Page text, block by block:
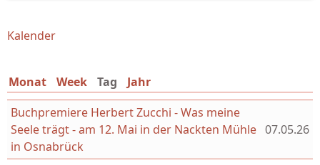
Sie sind hier
Kalender
Monat Week Tag (aktiver Reiter)
Jahr
Buchpremiere Herbert Zucchi - Was meine
Seele trägt - am 12. Mai in der Nackten Mühle
in Osnabrück
07.05.26